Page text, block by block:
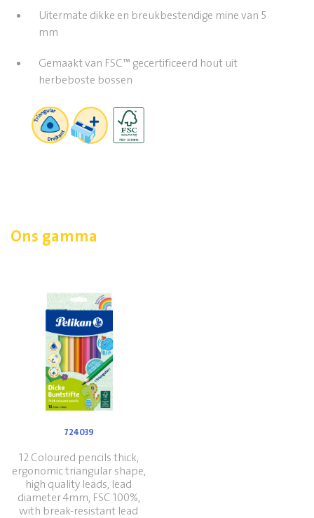
Uitermate dikke en breukbestendige mine van 5
mm
Gemaakt van FSC™ gecertificeerd hout uit
herbeboste bossen
Ons gamma
724039
12 Coloured pencils thick,
ergonomic triangular shape,
high quality leads, lead
diameter 4mm, FSC 100%,
with break-resistant lead